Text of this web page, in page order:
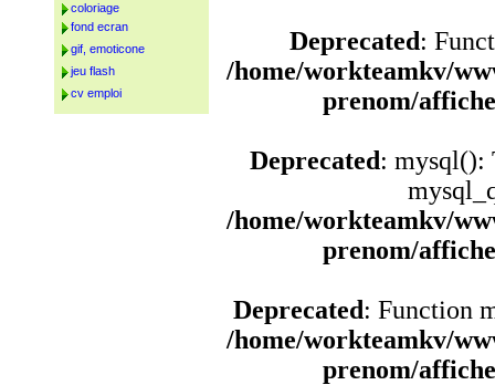
Deprecated:
/home/workteamkv/
prenom/
Deprecated: mysql():
/home/workteamkv/
prenom/
Deprecated: Function
/home/workteamkv/
prenom/
coloriage
fond ecran
gif, emoticone
jeu flash
cv emploi